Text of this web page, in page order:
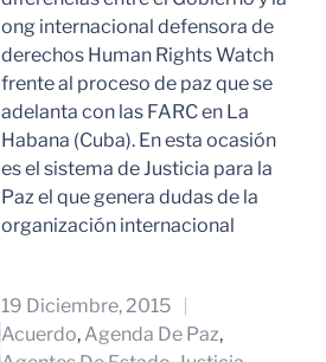
ong internacional defensora de
derechos Human Rights Watch
frente al proceso de paz que se
adelanta con las FARC en La
Habana (Cuba). En esta ocasión
es el sistema de Justicia para la
Paz el que genera dudas de la
organización internacional
19 Diciembre, 2015
Acuerdo, Agenda De Paz